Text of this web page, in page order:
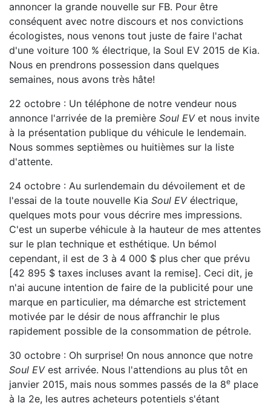
annoncer la grande nouvelle sur FB. Pour être
conséquent avec notre discours et nos convictions
écologistes, nous venons tout juste de faire l'achat
d'une voiture 100 % électrique, la Soul EV 2015 de Kia.
Nous en prendrons possession dans quelques
semaines, nous avons très hâte!
22 octobre : Un téléphone de notre vendeur nous
annonce l'arrivée de la première Soul EVet nous invite
à la présentation publique du véhicule le lendemain.
Nous sommes septièmes ou huitièmes sur la liste
d'attente.
24 octobre : Au surlendemain du dévoilement et de
l'essai de la toute nouvelle Kia Soul EVélectrique,
quelques mots pour vous décrire mes impressions.
C'est un superbe véhicule à la hauteur de mes attentes
sur le plan technique et esthétique. Un bémol
cependant, il est de 3 à 4 000 $ plus cher que prévu
[42 895 $ taxes incluses avant la remise]. Ceci dit, je
n'ai aucune intention de faire de la publicité pour une
marque en particulier, ma démarche est strictement
motivée par le désir de nous affranchir le plus
rapidement possible de la consommation de pétrole.
30 octobre : Oh surprise! On nous annonce que notre
Soul EVest arrivée. Nous l'attendions au plus tôt en
janvier 2015, mais nous sommes passés de la 8e place
à la 2e, les autres acheteurs potentiels s'étant